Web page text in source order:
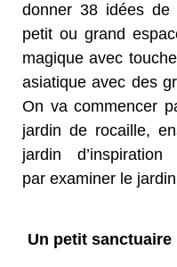
donner 38 idées de
petit ou grand
magique avec
asiatique avec des
On va commencer
jardin de rocaille,
jardin
par examiner le
Un petit